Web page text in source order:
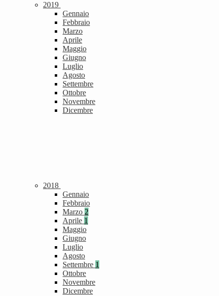
2019
Gennaio
Febbraio
Marzo
Aprile
Maggio
Giugno
Luglio
Agosto
Settembre
Ottobre
Novembre
Dicembre
2018
Gennaio
Febbraio
Marzo 2
Aprile 1
Maggio
Giugno
Luglio
Agosto
Settembre 1
Ottobre
Novembre
Dicembre